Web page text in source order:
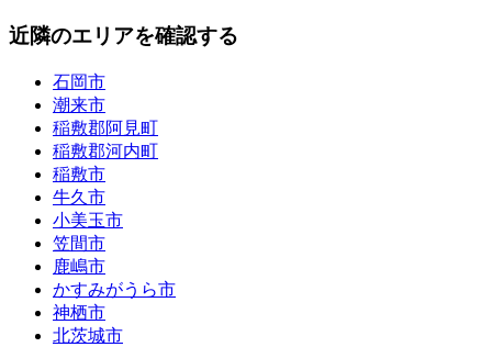
近隣のエリアを確認する
石岡市
潮来市
稲敷郡阿見町
稲敷郡河内町
稲敷市
牛久市
小美玉市
笠間市
鹿嶋市
かすみがうら市
神栖市
北茨城市